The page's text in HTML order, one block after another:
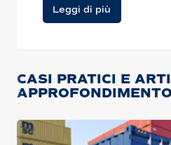
Leggi di più
CASI PRATICI E
APPROFONDIMENTO